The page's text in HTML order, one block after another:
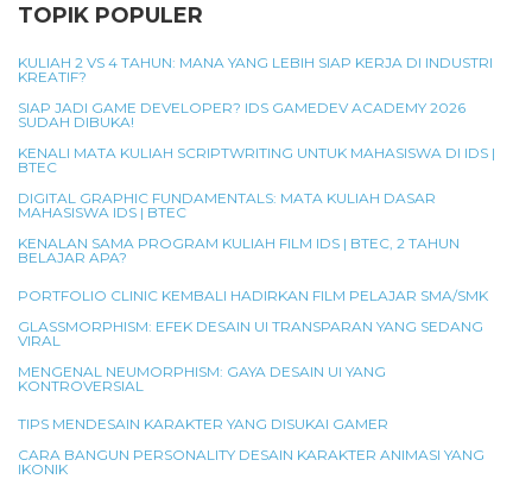
TOPIK POPULER
KULIAH 2 VS 4 TAHUN: MANA YANG LEBIH SIAP KERJA DI INDUSTRI
KREATIF?
SIAP JADI GAME DEVELOPER? IDS GAMEDEV ACADEMY 2026
SUDAH DIBUKA!
KENALI MATA KULIAH SCRIPTWRITING UNTUK MAHASISWA DI IDS |
BTEC
DIGITAL GRAPHIC FUNDAMENTALS: MATA KULIAH DASAR
MAHASISWA IDS | BTEC
KENALAN SAMA PROGRAM KULIAH FILM IDS | BTEC, 2 TAHUN
BELAJAR APA?
PORTFOLIO CLINIC KEMBALI HADIRKAN FILM PELAJAR SMA/SMK
GLASSMORPHISM: EFEK DESAIN UI TRANSPARAN YANG SEDANG
VIRAL
MENGENAL NEUMORPHISM: GAYA DESAIN UI YANG
KONTROVERSIAL
TIPS MENDESAIN KARAKTER YANG DISUKAI GAMER
CARA BANGUN PERSONALITY DESAIN KARAKTER ANIMASI YANG
IKONIK